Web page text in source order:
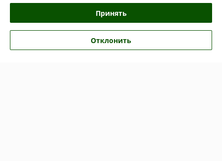
Отлично
Показать все отзывы
Принять
Отклонить